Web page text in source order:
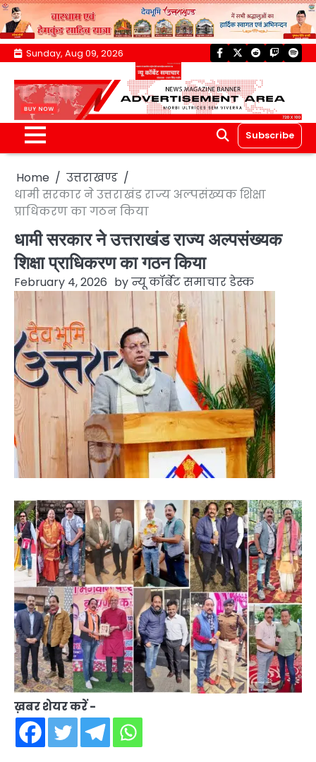
Skip
content
Sunday, Aug 09, 2026 facebook
twitterreddittwitch
Subscribe
Home
उत्तराखण्ड
धामी सरकार ने उत्तराखंड राज्य अल्पसंख्यक शिक्षा
प्राधिकरण का गठन किया
धामी सरकार ने उत्तराखंड राज्य अल्पसंख्यक
शिक्षा प्राधिकरण का गठन किया
February 4, 2026 byन्यू कॉर्बेट समाचार डेस्क
ख़बर शेयर करें -